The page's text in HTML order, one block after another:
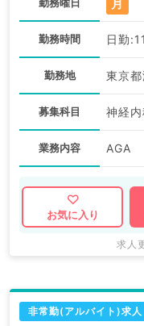
勤務曜日 月
勤務時間 日勤
勤務地 東京
募集科目
業務内容 AGA
お気に入り
求人
非常勤(アルバイト)求人